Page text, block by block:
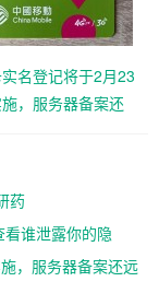
名登记将于2月23
，服务器备案还
药
谁泄露你的隐
，服务器备案还远